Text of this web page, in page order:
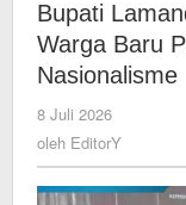
Bupati
Warga Baru
Nasionalisme
8 Juli 2026
oleh EditorY